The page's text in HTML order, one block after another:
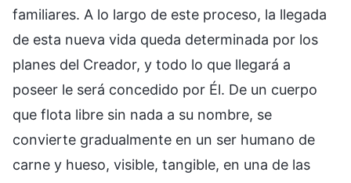
familiares. A lo largo de este proceso, la llegada
de esta nueva vida queda determinada por los
planes del Creador, y todo lo que llegará a
poseer le será concedido por Él. De un cuerpo
que flota libre sin nada a su nombre, se
convierte gradualmente en un ser humano de
carne y hueso, visible, tangible, en una de las